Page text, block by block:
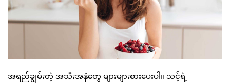
အရည်ချွမ်းတဲ့ အသီးအနှံတွေ များများစားပေးပါ။ သင့်ရဲ့